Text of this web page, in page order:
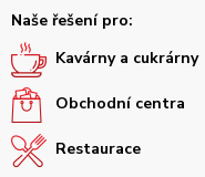
Naše řešení pro:
Kavárny a cukrárny
Obchodní centra
Restaurace